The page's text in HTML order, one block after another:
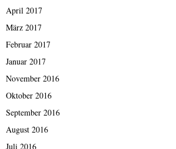
April 2017
März 2017
Februar 2017
Januar 2017
November 2016
Oktober 2016
September 2016
August 2016
Juli 2016